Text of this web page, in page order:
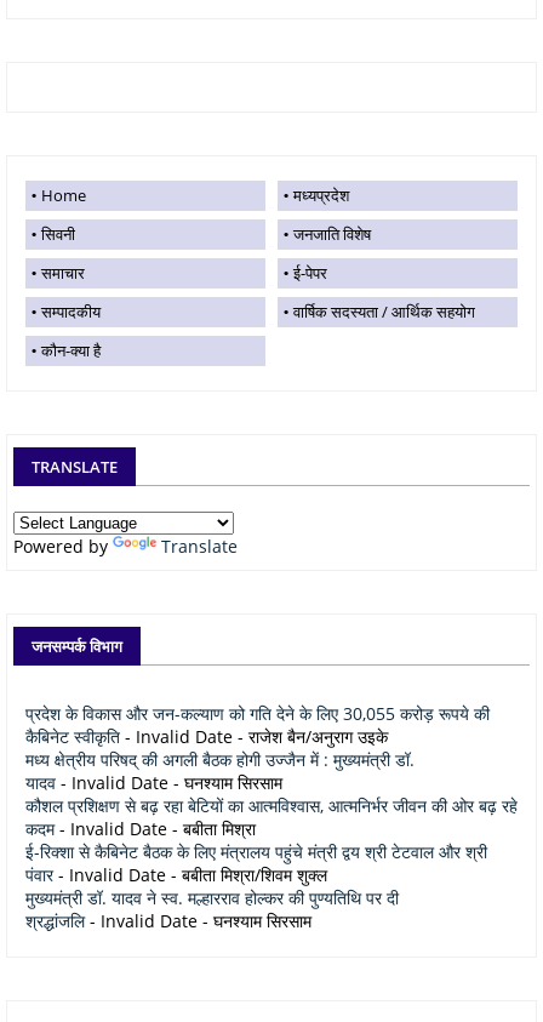
Home
मध्यप्रदेश
सिवनी
जनजाति विशेष
समाचार
ई-पेपर
सम्पादकीय
वार्षिक सदस्यता / आर्थिक सहयोग
कौन-क्या है
TRANSLATE
Powered by Translate
जनसम्पर्क विभाग
प्रदेश के विकास और जन-कल्याण को गति देने के लिए 30,055 करोड़ रूपये की
कैबिनेट स्वीकृति - Invalid Date - राजेश बैन/अनुराग उइके
मध्य क्षेत्रीय परिषद् की अगली बैठक होगी उज्जैन में : मुख्यमंत्री डॉ.
यादव - Invalid Date - घनश्याम सिरसाम
कौशल प्रशिक्षण से बढ़ रहा बेटियों का आत्मविश्वास, आत्मनिर्भर जीवन की ओर बढ़ रहे
कदम- Invalid Date - बबीता मिश्रा
ई-रिक्शा से कैबिनेट बैठक के लिए मंत्रालय पहुंचे मंत्री द्वय श्री टेटवाल और श्री
पंवार- Invalid Date - बबीता मिश्रा/शिवम शुक्ल
मुख्यमंत्री डॉ. यादव ने स्व. मल्हारराव होल्कर की पुण्यतिथि पर दी
श्रद्धांजलि- Invalid Date - घनश्याम सिरसाम